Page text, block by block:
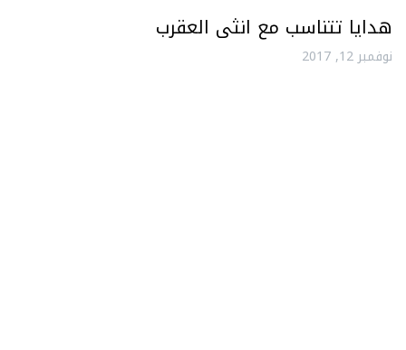
هدايا تتناسب مع انثى العقرب
نوفمبر 12, 2017